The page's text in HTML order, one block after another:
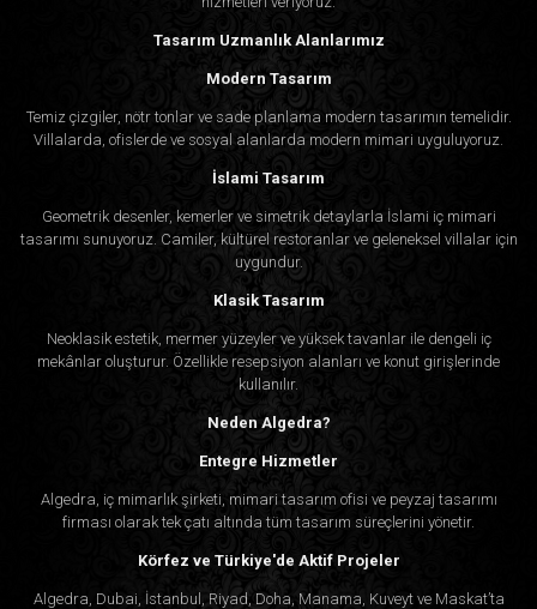
Tasarım Uzmanlık Alanlarımız
Modern Tasarım
Temiz çizgiler, nötr tonlar ve sade planlama modern tasarımın temelidir.
Villalarda, ofislerde ve sosyal alanlarda modern mimari uyguluyoruz.
İslami Tasarım
Geometrik desenler, kemerler ve simetrik detaylarla İslami iç mimari
tasarımı sunuyoruz. Camiler, kültürel restoranlar ve geleneksel villalar için
uygundur.
Klasik Tasarım
Neoklasik estetik, mermer yüzeyler ve yüksek tavanlar ile dengeli iç
mekânlar oluşturur. Özellikle resepsiyon alanları ve konut girişlerinde
kullanılır.
Neden Algedra?
Entegre Hizmetler
Algedra, iç mimarlık şirketi, mimari tasarım ofisi ve peyzaj tasarımı
firması olarak tek çatı altında tüm tasarım süreçlerini yönetir.
Körfez ve Türkiye'de Aktif Projeler
Algedra, Dubai, İstanbul, Riyad, Doha, Manama, Kuveyt ve Maskat’ta